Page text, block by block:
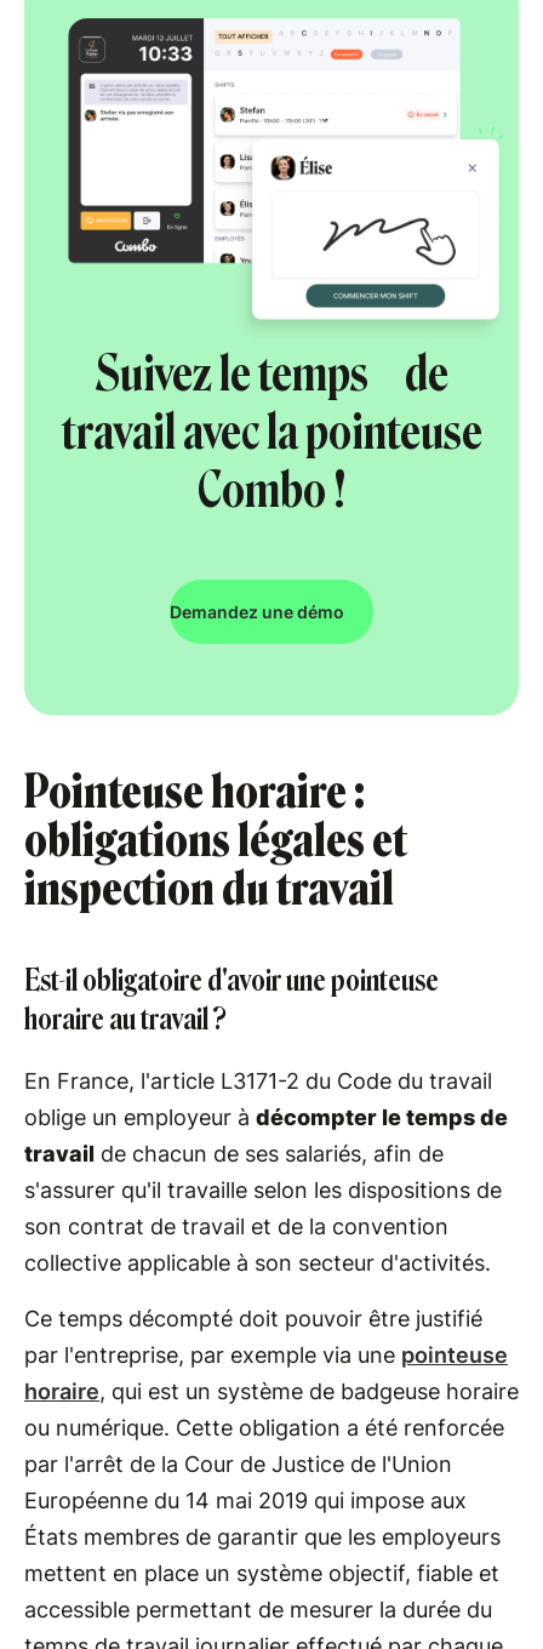
Suivez le temps de
travail avec la pointeuse
Combo !
Demandez une démo
Pointeuse horaire :
obligations légales et
inspection du travail
Est-il obligatoire d'avoir une pointeuse
horaire au travail ?
En France, l'article L3171-2 du Code du travail
oblige un employeur à décompter le temps de
travail de chacun de ses salariés, afin de
s'assurer qu'il travaille selon les dispositions de
son contrat de travail et de la convention
collective applicable à son secteur d'activités.
Ce temps décompté doit pouvoir être justifié
par l'entreprise, par exemple via une pointeuse
horaire, qui est un système de badgeuse horaire
ou numérique. Cette obligation a été renforcée
par l'arrêt de la Cour de Justice de l'Union
Européenne du 14 mai 2019 qui impose aux
États membres de garantir que les employeurs
mettent en place un système objectif, fiable et
accessible permettant de mesurer la durée du